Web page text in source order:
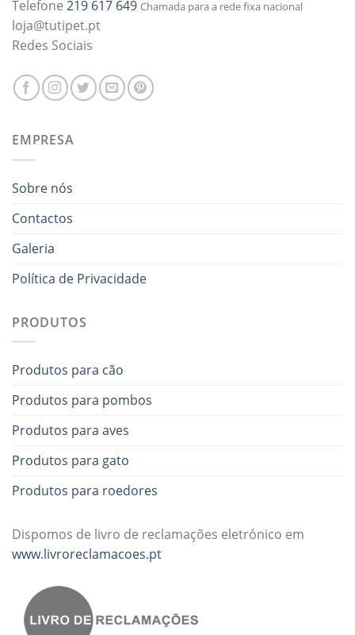
Telefone 219 617 649 Chamada para a rede fixa nacional
loja@tutipet.pt
Redes Sociais
EMPRESA
Sobre nós
Contactos
Galeria
Política de Privacidade
PRODUTOS
Produtos para cão
Produtos para pombos
Produtos para aves
Produtos para gato
Produtos para roedores
Dispomos de livro de reclamações eletrónico em
www.livroreclamacoes.pt